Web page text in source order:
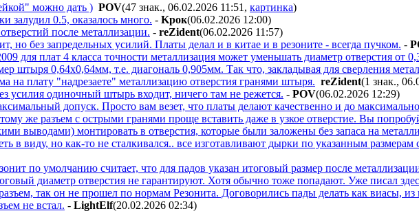
можно дать ) POV(47 знак., 06.02.2026 11:51 , картинка)
залудил 0.5, оказалось много. - Kpoк(06.02.2026 12:00)
после металлизации. - reZident(06.02.2026 11:57)
но без запредельных усилий. Платы делал и в китае и в резоните - всегда пучком. -
для плат 4 класса точности металлизация может уменьшать диаметр отверстия
штыря 0,64х0,64мм, т.е. диагональ 0,905мм. Так что, закладывая для сверления
на плату "надрезаете" металлизацию отверстия гранями штыря. reZident(1 знак.,
усилия одиночный штырь входит, ничего там не режется. - POV(06.02.2026 12:29)
допуск. Просто вам везет, что платы делают качественно и до
же разъем с острыми гранями проще вставить даже в узкое отверстие. Вы
выводами) монтировать в отверстия, которые были заложены без запаса на
в виду, но как-то не сталкивался.. все изготавливают дырки по указанным размерам
по умолчанию считает, что для падов указан итоговый размер после
диаметр отверстия не гарантируют. Хотя обычно тоже попадают. Уже писал
так он не прошел по нормам Резонита. Договорились пады делать как виасы,
не встал. - LightElf(20.02.2026 02:34)